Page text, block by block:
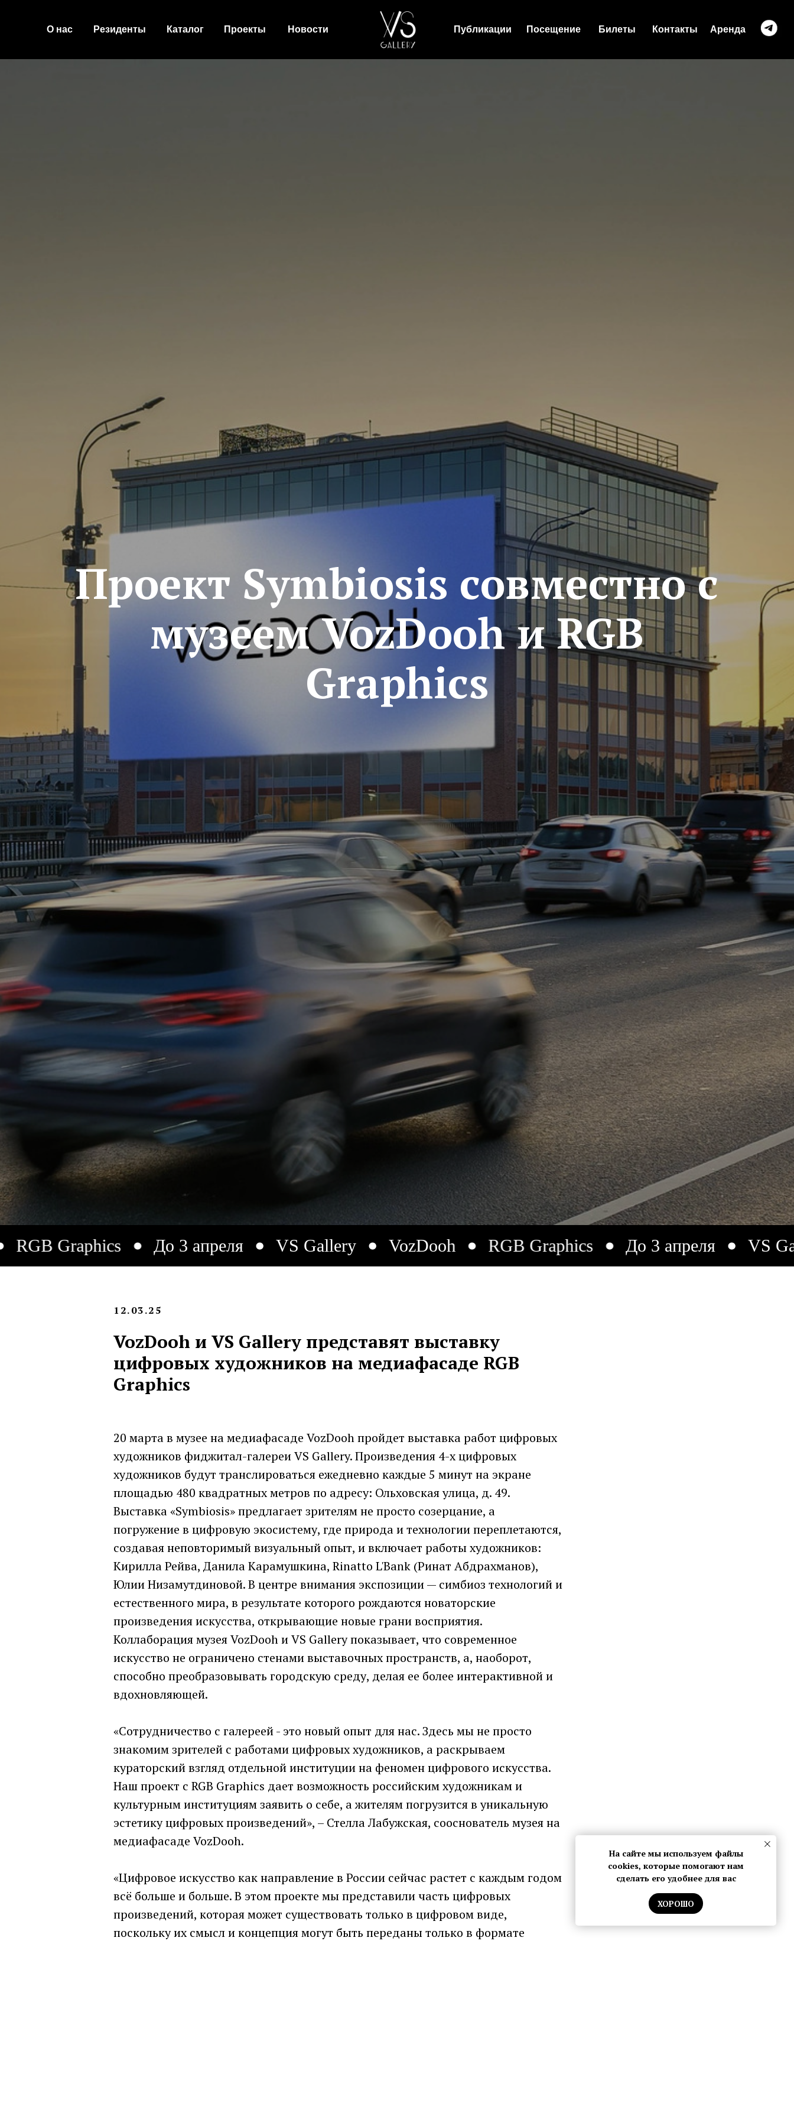
Посещение Контакты Аренда
О нас Резиденты Каталог Проекты Новости Билеты
Публикации
На сайте мы используем файлы
cookies, которые помогают нам
сделать его удобнее для вас
ХОРОШО
Проект Symbiosis совместно с
музеем VozDooh и RGB
Graphics
До 3 апреля VS Gallery VozDooh RGB Graphics До 3 апреля VS Gallery
12.03.25
VozDooh и VS Gallery представят выставку
цифровых художников на медиафасаде RGB
Graphics
20 марта в музее на медиафасаде VozDooh пройдет выставка работ цифровых
художников фиджитал-галереи VS Gallery. Произведения 4-х цифровых
художников будут транслироваться ежедневно каждые 5 минут на экране
площадью 480 квадратных метров по адресу: Ольховская улица, д. 49.
Выставка «Symbiosis» предлагает зрителям не просто созерцание, а
погружение в цифровую экосистему, где природа и технологии переплетаются,
создавая неповторимый визуальный опыт, и включает работы художников:
Кирилла Рейва, Данила Карамушкина, Rinatto L'Bank (Ринат Абдрахманов),
Юлии Низамутдиновой. В центре внимания экспозиции — симбиоз технологий и
естественного мира, в результате которого рождаются новаторские
произведения искусства, открывающие новые грани восприятия.
Коллаборация музея VozDooh и VS Gallery показывает, что современное
искусство не ограничено стенами выставочных пространств, а, наоборот,
способно преобразовывать городскую среду, делая ее более интерактивной и
вдохновляющей.
«Сотрудничество с галереей - это новый опыт для нас. Здесь мы не просто
знакомим зрителей с работами цифровых художников, а раскрываем
кураторский взгляд отдельной институции на феномен цифрового искусства.
Наш проект с RGB Graphics дает возможность российским художникам и
культурным институциям заявить о себе, а жителям погрузится в уникальную
эстетику цифровых произведений», – Стелла Лабужская, сооснователь музея на
медиафасаде VozDooh.
«Цифровое искусство как направление в России сейчас растет с каждым годом
всё больше и больше. В этом проекте мы представили часть цифровых
произведений, которая может существовать только в цифровом виде,
поскольку их смысл и концепция могут быть переданы только в формате